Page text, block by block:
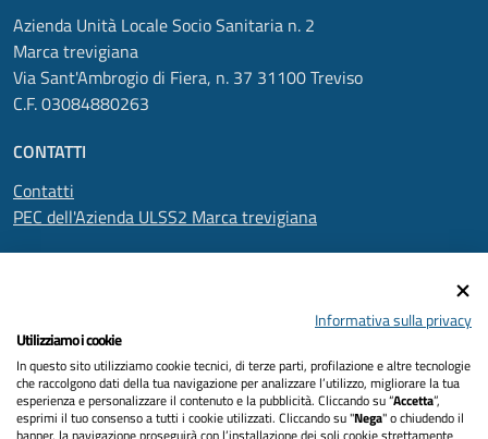
Azienda Unità Locale Socio Sanitaria n. 2
Marca trevigiana
Via Sant'Ambrogio di Fiera, n. 37 31100 Treviso
C.F. 03084880263
CONTATTI
Contatti
PEC dell'Azienda ULSS2 Marca trevigiana
Informativa privacy
Dichiarazione di accessibilità
Informativa sulla privacy
Utilizziamo i cookie
In questo sito utilizziamo cookie tecnici, di terze parti, profilazione e altre tecnologie
che raccolgono dati della tua navigazione per analizzare l’utilizzo, migliorare la tua
esperienza e personalizzare il contenuto e la pubblicità. Cliccando su “Accetta”,
esprimi il tuo consenso a tutti i cookie utilizzati. Cliccando su "Nega" o chiudendo il